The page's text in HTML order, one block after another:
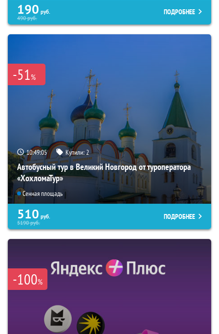
190 руб.
490руб.
ПОДРОБНЕЕ
-51%
10:49:04 Купили:2
Автобусный тур в Великий Новгород от туроператора
«ХохломаТур»
Сенная площадь
510 руб.
5190руб.
ПОДРОБНЕЕ
-100%